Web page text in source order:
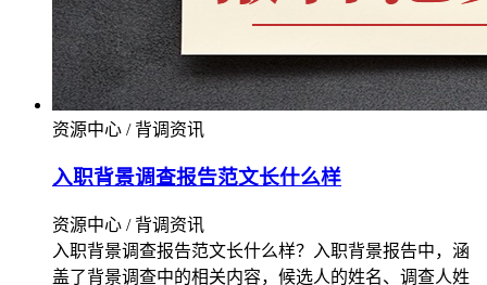
资源中心 / 背调资讯
入职背景调查报告范文长什么样
资源中心 / 背调资讯
入职背景调查报告范文长什么样？入职背景报告中，涵
盖了背景调查中的相关内容，候选人的姓名、调查人姓